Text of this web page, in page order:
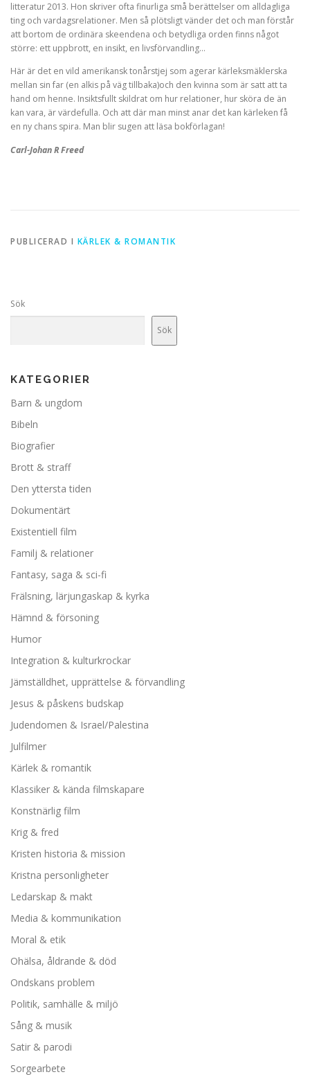
litteratur 2013. Hon skriver ofta finurliga små berättelser om alldagliga
ting och vardagsrelationer. Men så plötsligt vänder det och man förstår
att bortom de ordinära skeendena och betydliga orden finns något
större: ett uppbrott, en insikt, en livsförvandling…
Här är det en vild amerikansk tonårstjej som agerar kärleksmäklerska
mellan sin far (en alkis på väg tillbaka)och den kvinna som är satt att ta
hand om henne. Insiktsfullt skildrat om hur relationer, hur sköra de än
kan vara, är värdefulla. Och att där man minst anar det kan kärleken få
en ny chans spira. Man blir sugen att läsa bokförlagan!
Carl-Johan R Freed
PUBLICERAD I KÄRLEK & ROMANTIK
Sök
Sök
KATEGORIER
Barn & ungdom
Bibeln
Biografier
Brott & straff
Den yttersta tiden
Dokumentärt
Existentiell film
Familj & relationer
Fantasy, saga & sci-fi
Frälsning, lärjungaskap & kyrka
Hämnd & försoning
Humor
Integration & kulturkrockar
Jämställdhet, upprättelse & förvandling
Jesus & påskens budskap
Judendomen & Israel/Palestina
Julfilmer
Kärlek & romantik
Klassiker & kända filmskapare
Konstnärlig film
Krig & fred
Kristen historia & mission
Kristna personligheter
Ledarskap & makt
Media & kommunikation
Moral & etik
Ohälsa, åldrande & död
Ondskans problem
Politik, samhälle & miljö
Sång & musik
Satir & parodi
Sorgearbete